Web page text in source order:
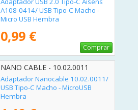
A108-0414/ USB Tipo-C Macho -
Micro USB Hembra
0,99 €
Comprar
NANO CABLE - 10.02.0011
Adaptador Nanocable 10.02.0011/
USB Tipo-C Macho - MicroUSB
Hembra